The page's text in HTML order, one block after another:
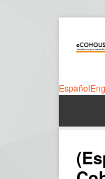
Español